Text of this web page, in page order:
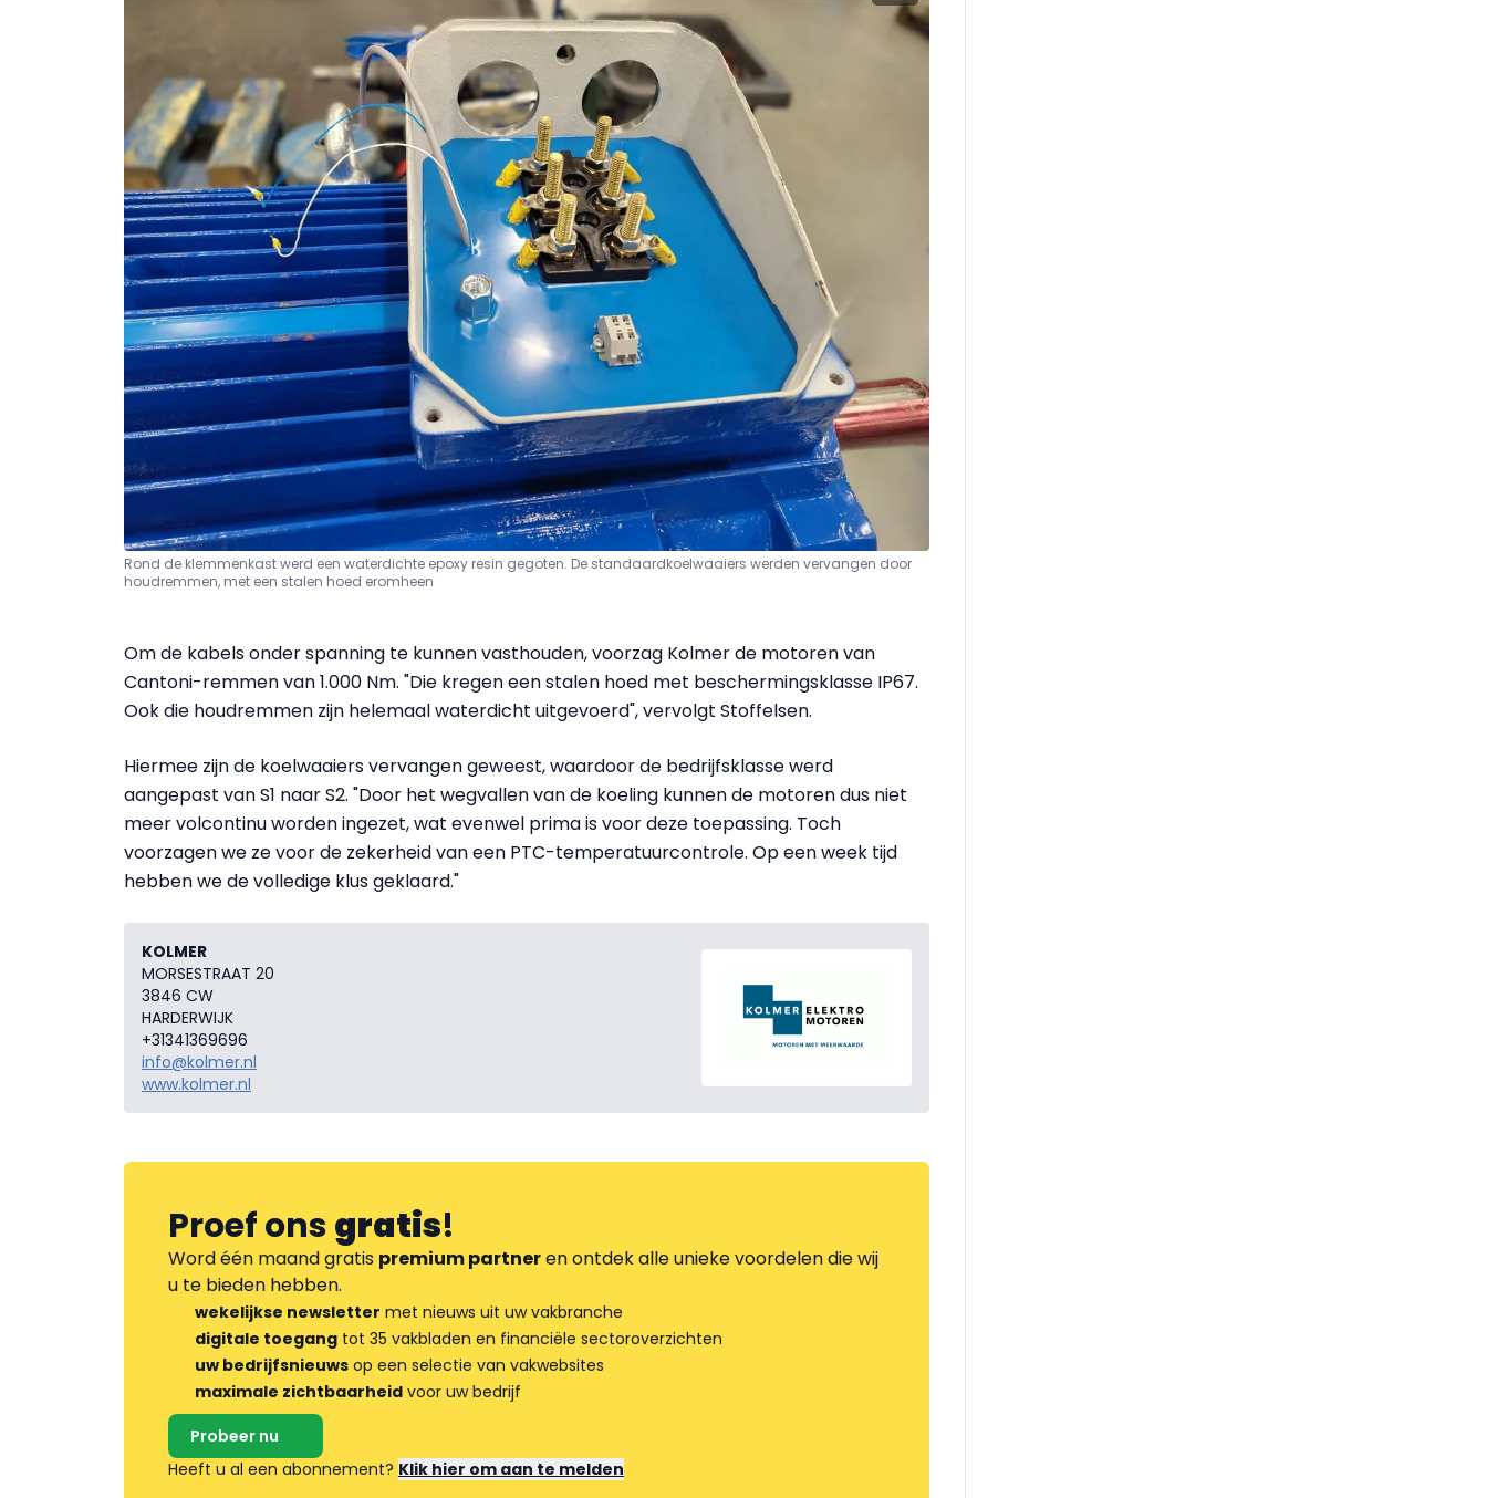
Rond de klemmenkast werd een waterdichte epoxy resin gegoten. De standaardkoelwaaiers werden vervangen door
houdremmen, met een stalen hoed eromheen
Om de kabels onder spanning te kunnen vasthouden, voorzag Kolmer de motoren van
Cantoni-remmen van 1.000 Nm. "Die kregen een stalen hoed met beschermingsklasse IP67.
Ook die houdremmen zijn helemaal waterdicht uitgevoerd", vervolgt Stoffelsen.
Hiermee zijn de koelwaaiers vervangen geweest, waardoor de bedrijfsklasse werd
aangepast van S1 naar S2. "Door het wegvallen van de koeling kunnen de motoren dus niet
meer volcontinu worden ingezet, wat evenwel prima is voor deze toepassing. Toch
voorzagen we ze voor de zekerheid van een PTC-temperatuurcontrole. Op een week tijd
hebben we de volledige klus geklaard."
KOLMER
MORSESTRAAT 20
3846 CW
HARDERWIJK
+31341369696
info@kolmer.nl
www.kolmer.nl
Proef onsgratis!
Word één maand gratis premium partneren ontdek alle unieke voordelen die wij
u te bieden hebben.
wekelijkse newsletter met nieuws uit uw vakbranche
digitale toegang tot 35 vakbladen en financiële sectoroverzichten
uw bedrijfsnieuws op een selectie van vakwebsites
maximale zichtbaarheid voor uw bedrijf
Probeer nu
Heeft u al een abonnement? Klik hier om aan te melden